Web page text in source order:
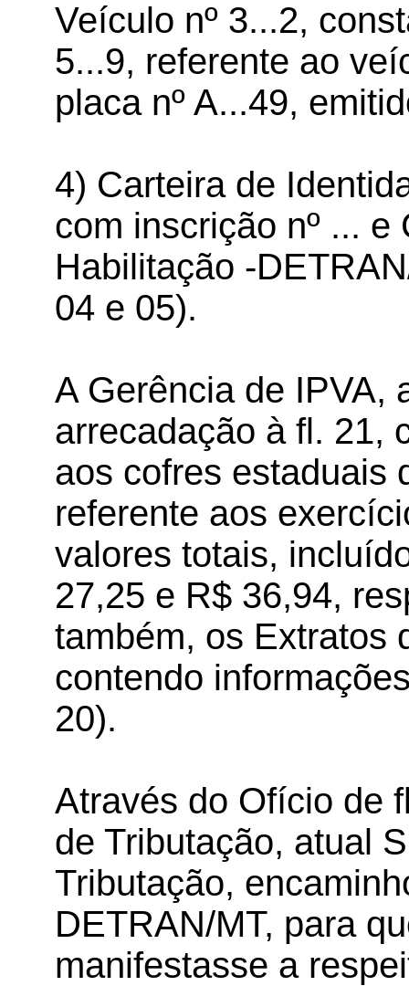
Veículo nº 3...2,
5...9, referente ao
placa nº A...49,
4) Carteira de
com inscrição nº ...
Habilitação -
04 e 05).
A Gerência de IPVA,
arrecadação à fl. 21,
aos cofres estaduais
referente aos
valores totais,
27,25 e R$ 36,94,
também, os Extratos
contendo
20).
Através do Ofício de
de Tributação, atual
Tributação,
DETRAN/MT, para
manifestasse a